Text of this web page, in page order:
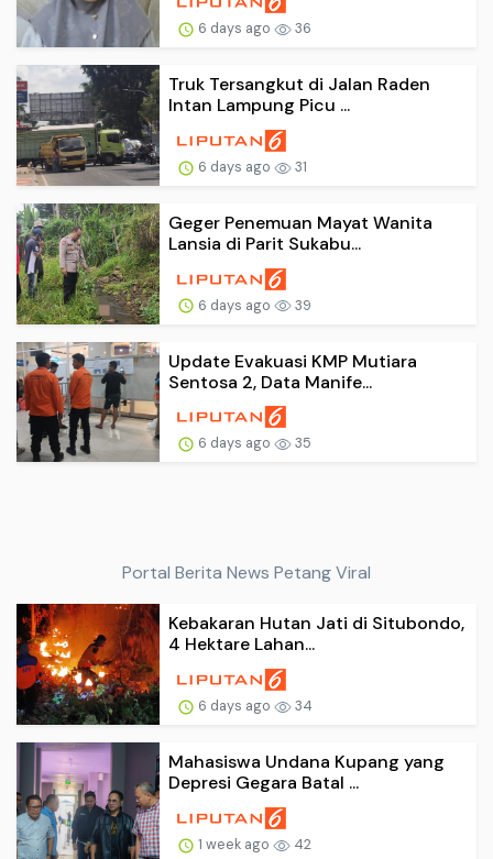
6 days ago 36
Truk Tersangkut di Jalan Raden
Intan Lampung Picu ...
6 days ago 31
Geger Penemuan Mayat Wanita
Lansia di Parit Sukabu...
6 days ago 39
Update Evakuasi KMP Mutiara
Sentosa 2, Data Manife...
6 days ago 35
Portal Berita News Petang Viral
Kebakaran Hutan Jati di Situbondo,
4 Hektare Lahan...
6 days ago 34
Mahasiswa Undana Kupang yang
Depresi Gegara Batal ...
1 week ago 42